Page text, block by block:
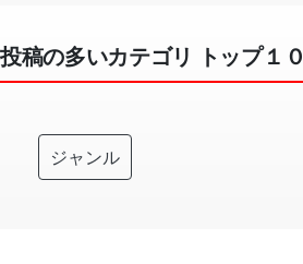
投稿の多いカテゴリ トップ１０
ジャンル